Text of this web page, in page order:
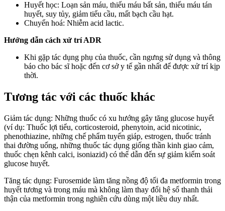
Huyết học: Loạn sản máu, thiếu máu bất sản, thiếu máu tán
huyết, suy tủy, giảm tiểu cầu, mất bạch cầu hạt.
Chuyển hoá: Nhiễm acid lactic.
Hướng dẫn cách xử trí ADR
Khi gặp tác dụng phụ của thuốc, cần ngưng sử dụng và thông
báo cho bác sĩ hoặc đến cơ sở y tế gần nhất để được xử trí kịp
thời.
Tương tác với các thuốc khác
Giảm tác dụng: Những thuốc có xu hướng gây tăng glucose huyết
(ví dụ: Thuốc lợi tiểu, corticosteroid, phenytoin, acid nicotinic,
phenothiazine, những chế phẩm tuyến giáp, estrogen, thuốc tránh
thai đường uống, những thuốc tác dụng giống thần kinh giao cảm,
thuốc chẹn kênh calci, isoniazid) có thể dẫn đến sự giảm kiểm soát
glucose huyết.
Tăng tác dụng: Furosemide làm tăng nồng độ tối đa metformin trong
huyết tương và trong máu mà không làm thay đổi hệ số thanh thải
thận của metformin trong nghiên cứu dùng một liều duy nhất.